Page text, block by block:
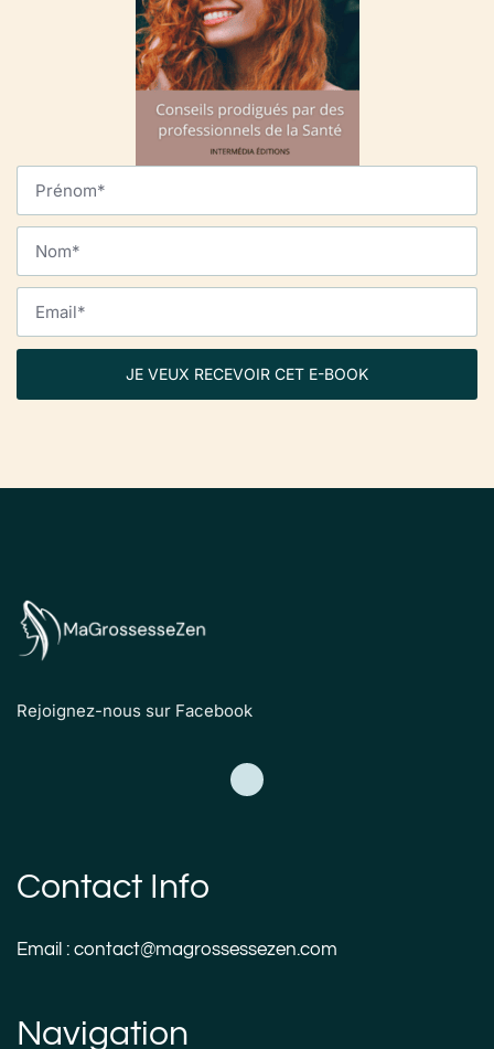
JE VEUX RECEVOIR CET E-BOOK
Rejoignez-nous sur Facebook
Contact Info
Email : contact@magrossessezen.com
Navigation